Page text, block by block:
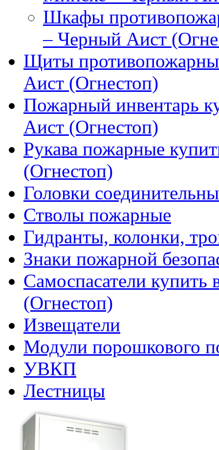
Шкафы
– Черный Аист
Щиты
Аист (Огнестоп)
Пожарный инвентарь
Аист (Огнестоп)
Рукава пожарные
(Огнестоп)
Головки
Стволы пожарные
Гидранты, колонки,
Знаки пожарной
Самоспасатели
(Огнестоп)
Извещатели
Модули порошкового
УВКП
Лестницы